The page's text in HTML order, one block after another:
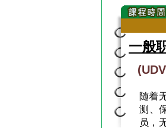
一般
随着
测、
员，